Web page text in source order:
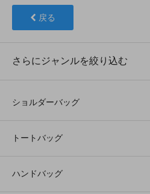
戻る
さらにジャンルを絞り込む
ショルダーバッグ
トートバッグ
ハンドバッグ